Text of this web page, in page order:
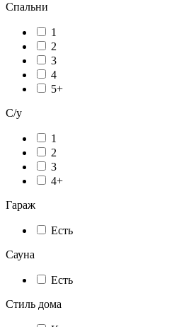
Спальни
1
2
3
4
5+
С/у
1
2
3
4+
Гараж
Есть
Сауна
Есть
Стиль дома